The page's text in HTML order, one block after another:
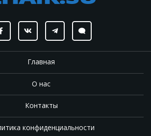
Главная
О нас
Контакты
конфиденциальности